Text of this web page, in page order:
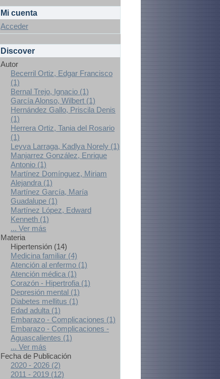
Mi cuenta
Acceder
Discover
Autor
Becerril Ortiz, Edgar Francisco
(1)
Bernal Trejo, Ignacio (1)
García Alonso, Wilbert (1)
Hernández Gallo, Priscila Denis
(1)
Herrera Ortiz, Tania del Rosario
(1)
Leyva Larraga, Kadlya Norely (1)
Manjarrez González, Enrique
Antonio (1)
Martínez Domínguez, Miriam
Alejandra (1)
Martínez García, María
Guadalupe (1)
Martínez López, Edward
Kenneth (1)
... Ver más
Materia
Hipertensión (14)
Medicina familiar (4)
Atención al enfermo (1)
Atención médica (1)
Corazón - Hipertrofia (1)
Depresión mental (1)
Diabetes mellitus (1)
Edad adulta (1)
Embarazo - Complicaciones (1)
Embarazo - Complicaciones -
Aguascalientes (1)
... Ver más
Fecha de Publicación
2020 - 2026 (2)
2011 - 2019 (12)